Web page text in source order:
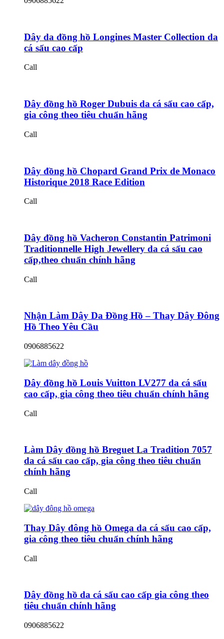
Dây da đồng hồ Longines Master Collection da
cá sấu cao cấp
Call
Dây đồng hồ Roger Dubuis da cá sấu cao cấp,
gia công theo tiêu chuẩn hãng
Call
Dây đồng hồ Chopard Grand Prix de Monaco
Historique 2018 Race Edition
Call
Dây đồng hồ Vacheron Constantin Patrimoni
Traditionnelle High Jewellery da cá sấu cao
cấp,theo chuẩn chính hãng
Call
Nhận Làm Dây Da Đồng Hồ – Thay Dây Đông
Hồ Theo Yêu Cầu
0906885622
Dây đồng hồ Louis Vuitton LV277 da cá sấu
cao cấp, gia công theo tiêu chuẩn chính hãng
Call
Làm Dây đồng hồ Breguet La Tradition 7057
da cá sấu cao cấp, gia công theo tiêu chuẩn
chính hãng
Call
Thay Dây đông hồ Omega da cá sấu cao cấp,
gia công theo tiêu chuẩn chính hãng
Call
Dây đồng hồ da cá sấu cao cấp gia công theo
tiêu chuẩn chính hãng
0906885622